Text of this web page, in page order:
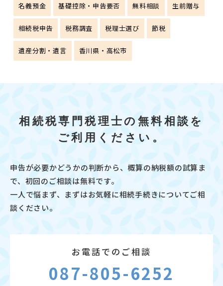
名義預金 基礎控除・申告要否 無料相談 生前贈与
相続税申告 税務調査 税理士選び 節税
遺産分割・遺言 香川県・高松市
相続税専門税理士の無料相談を
ご利用ください。
申告が必要かどうかの判断から、概算の納税額の試算ま
で、初回のご相談は無料です。
一人で悩まず、まずはお気軽に相続手続きについてご相
談ください。
お電話でのご相談
087-805-6252